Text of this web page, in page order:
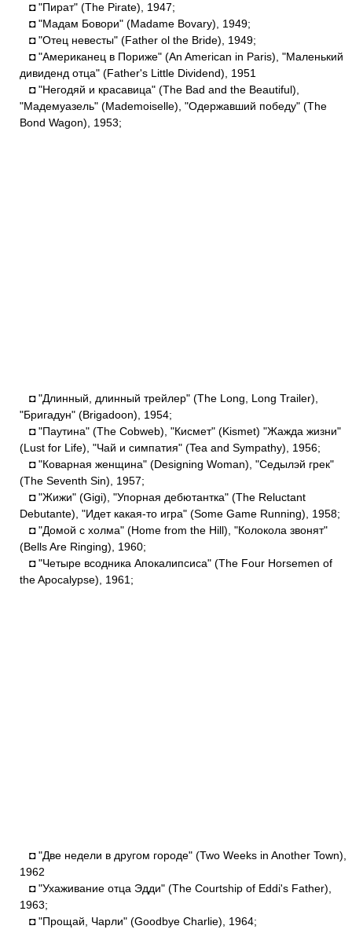
◘ "Пират" (The Pirate), 1947;
◘ "Мадам Бовори" (Madame Bovary), 1949;
◘ "Отец невесты" (Father ol the Bride), 1949;
◘ "Американец в Пориже" (An American in Paris), "Маленький
дивиденд отца" (Father's Little Dividend), 1951
◘ "Негодяй и красавица" (The Bad and the Beautiful),
"Мадемуазель" (Mademoiselle), "Одержавший победу" (The
Bond Wagon), 1953;
◘ "Длинный, длинный трейлер" (The Long, Long Trailer),
"Бригадун" (Brigadoon), 1954;
◘ "Паутина" (The Cobweb), "Кисмет" (Kismet) "Жажда жизни"
(Lust for Life), "Чай и симпатия" (Tea and Sympathy), 1956;
◘ "Коварная женщина" (Designing Woman), "Седылэй грек"
(The Seventh Sin), 1957;
◘ "Жижи" (Gigi), "Упорная дебютантка" (The Reluctant
Debutante), "Идет какая-то игра" (Some Game Running), 1958;
◘ "Домой с холма" (Home from the Hill), "Колокола звонят"
(Bells Are Ringing), 1960;
◘ "Четыре всодника Апокалипсиса" (The Four Horsemen of
the Apocalypse), 1961;
◘ "Две недели в другом городе" (Two Weeks in Another Town),
1962
◘ "Ухаживание отца Эдди" (The Courtship of Eddi's Father),
1963;
◘ "Прощай, Чарли" (Goodbye Charlie), 1964;